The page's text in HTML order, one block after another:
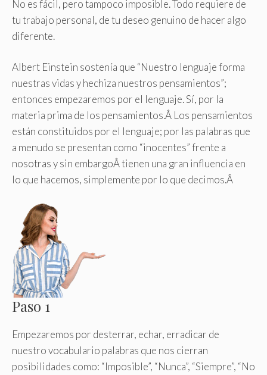
No es fácil, pero tampoco imposible. Todo requiere de
tu trabajo personal, de tu deseo genuino de hacer algo
diferente.
Albert Einstein sostenía que “Nuestro lenguaje forma
nuestras vidas y hechiza nuestros pensamientos”;
entonces empezaremos por el lenguaje. Sí, por la
materia prima de los pensamientos.Â Los pensamientos
están constituidos por el lenguaje; por las palabras que
a menudo se presentan como “inocentes” frente a
nosotras y sin embargoÂ tienen una gran influencia en
lo que hacemos, simplemente por lo que decimos.Â
Paso 1
Empezaremos por desterrar, echar, erradicar de
nuestro vocabulario palabras que nos cierran
posibilidades como: “Imposible”, “Nunca”, “Siempre”, “No